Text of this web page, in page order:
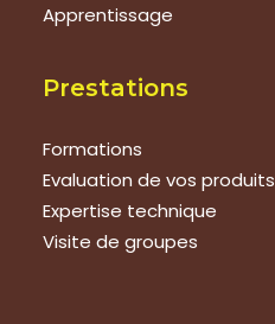
Apprentissage
Prestations
Formations
Evaluation de vos produits
Expertise technique
Visite de groupes